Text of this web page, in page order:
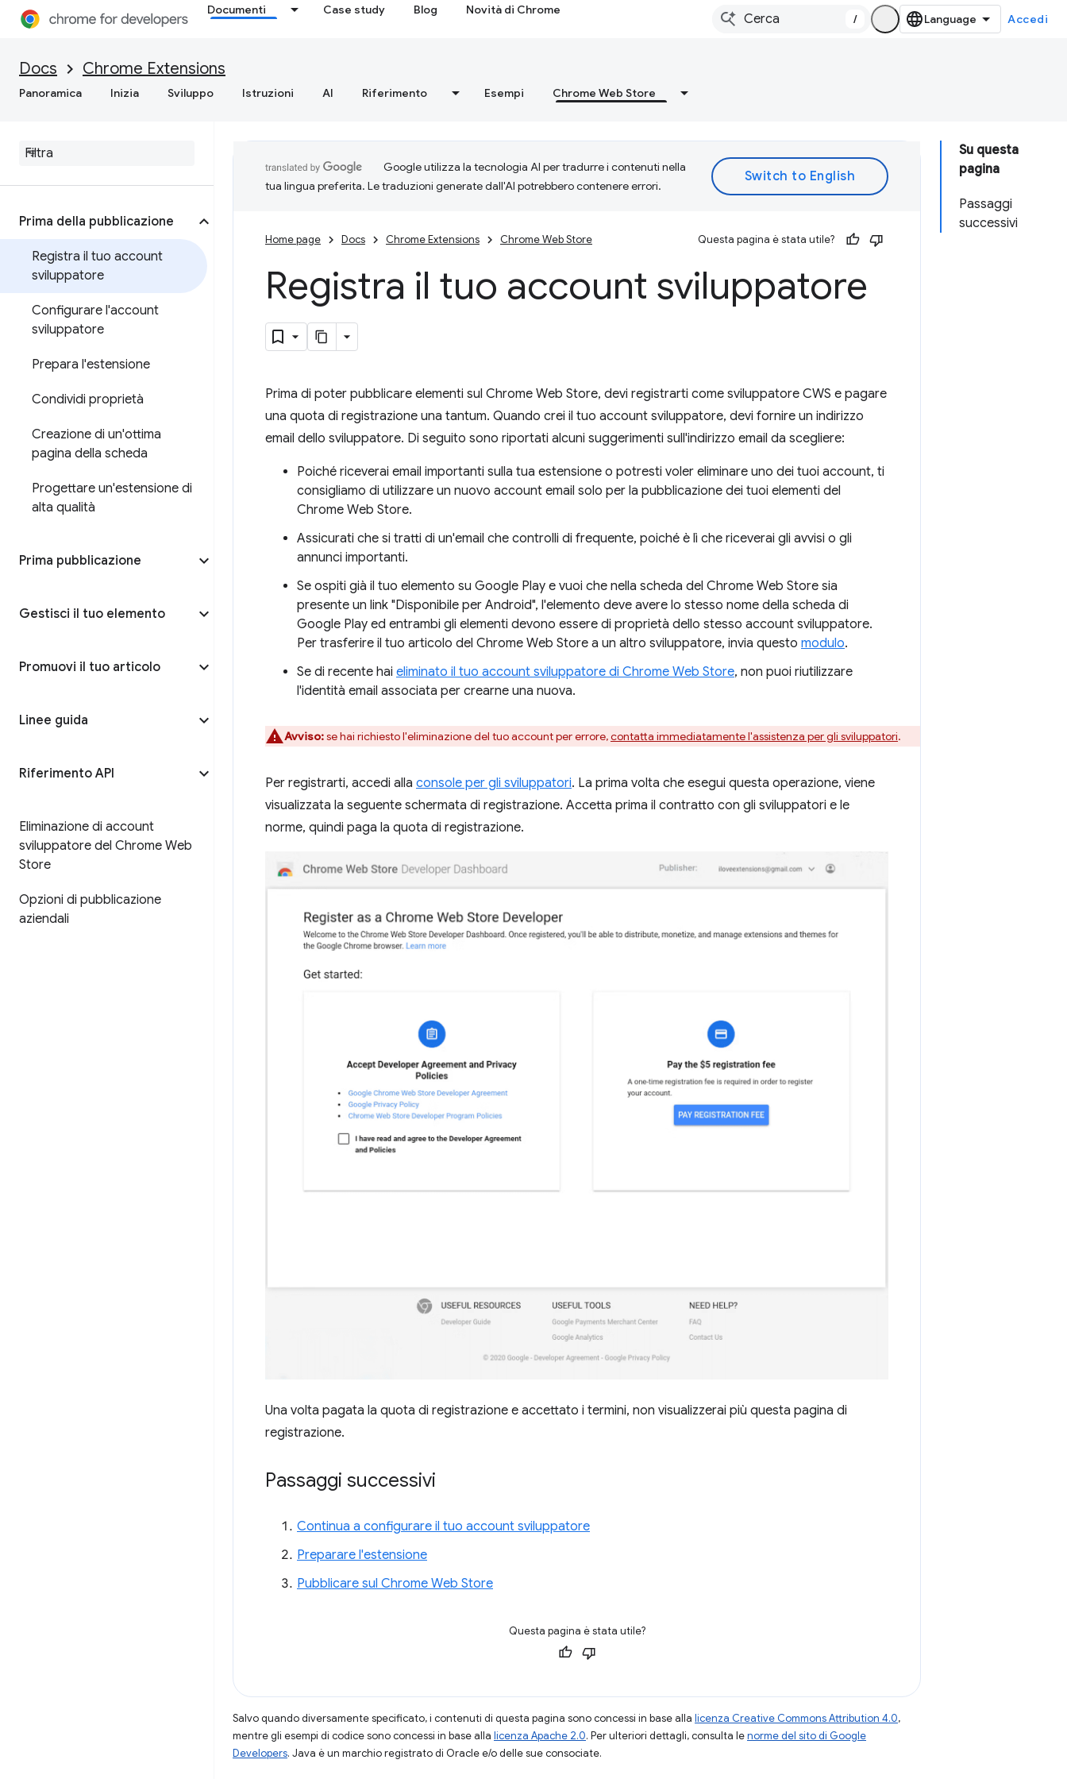
Documenti Case study Blog Novità di Chrome
/ Accedi
Docs Chrome Extensions
Panoramica Inizia Sviluppo Istruzioni AI Riferimento Esempi Chrome Web Store
Prima della pubblicazione
Registra il tuo account
sviluppatore
Configurare l'account
sviluppatore
Prepara l'estensione
Condividi proprietà
Creazione di un'ottima
pagina della scheda
Progettare un'estensione di
alta qualità
Prima pubblicazione
Gestisci il tuo elemento
Promuovi il tuo articolo
Linee guida
Riferimento API
Eliminazione di account
sviluppatore del Chrome Web
Store
Opzioni di pubblicazione
aziendali
Su questa
pagina
Passaggi
successivi
Google utilizza la tecnologia AI per tradurre i contenuti nella
tua lingua preferita. Le traduzioni generate dall'AI potrebbero contenere errori.
Home page Docs Chrome Extensions Chrome Web Store Questa pagina è stata utile?
Registra il tuo account sviluppatore
Prima di poter pubblicare elementi sul Chrome Web Store, devi registrarti come sviluppatore CWS e pagare
una quota di registrazione una tantum. Quando crei il tuo account sviluppatore, devi fornire un indirizzo
email dello sviluppatore. Di seguito sono riportati alcuni suggerimenti sull'indirizzo email da scegliere:
Poiché riceverai email importanti sulla tua estensione o potresti voler eliminare uno dei tuoi account, ti
consigliamo di utilizzare un nuovo account email solo per la pubblicazione dei tuoi elementi del
Chrome Web Store.
Assicurati che si tratti di un'email che controlli di frequente, poiché è lì che riceverai gli avvisi o gli
annunci importanti.
Se ospiti già il tuo elemento su Google Play e vuoi che nella scheda del Chrome Web Store sia
presente un link "Disponibile per Android", l'elemento deve avere lo stesso nome della scheda di
Google Play ed entrambi gli elementi devono essere di proprietà dello stesso account sviluppatore.
Per trasferire il tuo articolo del Chrome Web Store a un altro sviluppatore, invia questo modulo.
Se di recente hai eliminato il tuo account sviluppatore di Chrome Web Store, non puoi riutilizzare
l'identità email associata per crearne una nuova.
Avviso:se hai richiesto l'eliminazione del tuo account per errore,contatta immediatamente l'assistenza per gli sviluppatori.
Per registrarti, accedi alla console per gli sviluppatori. La prima volta che esegui questa operazione, viene
visualizzata la seguente schermata di registrazione. Accetta prima il contratto con gli sviluppatori e le
norme, quindi paga la quota di registrazione.
Una volta pagata la quota di registrazione e accettato i termini, non visualizzerai più questa pagina di
registrazione.
Passaggi successivi
Continua a configurare il tuo account sviluppatore
Preparare l'estensione
Pubblicare sul Chrome Web Store
Questa pagina è stata utile?
Salvo quando diversamente specificato, i contenuti di questa pagina sono concessi in base alla licenza Creative Commons Attribution 4.0,
mentre gli esempi di codice sono concessi in base alla licenza Apache 2.0. Per ulteriori dettagli, consulta lenorme del sito di Google
Developers. Java è un marchio registrato di Oracle e/o delle sue consociate.